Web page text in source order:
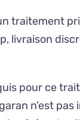
traitement
livraison
pour ce
n’est pas